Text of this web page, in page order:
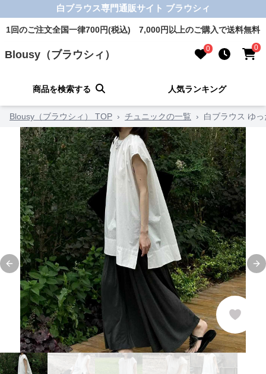
白ブラウス専門通販サイト ブラウシィ
1回のご注文全国一律700円(税込) 7,000円以上のご購入で送料無料
Blousy（ブラウシィ） 0 0
商品を検索する 人気ランキング
Blousy（ブラウシィ） TOP › チュニックの一覧 › 白ブラウス ゆ
Previous slide